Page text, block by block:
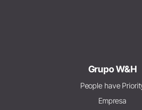
Grupo W&H
People have
Empresa